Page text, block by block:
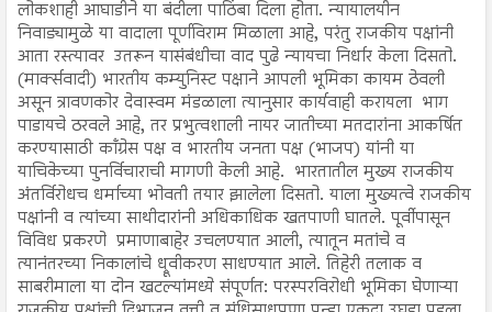
लोकशाही आघाडीने या बंदीला पाठिंबा दिला होता. न्यायालयीन
निवाड्यामुळे या वादाला पूर्णविराम मिळाला आहे, परंतु राजकीय पक्षांनी
आता रस्त्यावर उतरून यासंबंधीचा वाद पुढे न्यायचा निर्धार केला दिसतो.
(मार्क्सवादी) भारतीय कम्युनिस्ट पक्षाने आपली भूमिका कायम ठेवली
असून त्रावणकोर देवास्वम मंडळाला त्यानुसार कार्यवाही करायला भाग
पाडायचे ठरवले आहे, तर प्रभुत्वशाली नायर जातीच्या मतदारांना आकर्षित
करण्यासाठी काँग्रेस पक्ष व भारतीय जनता पक्ष (भाजप) यांनी या
याचिकेच्या पुनर्विचाराची मागणी केली आहे. भारतातील मुख्य राजकीय
अंतर्विरोधच धर्माच्या भोवती तयार झालेला दिसतो. याला मुख्यत्वे राजकीय
पक्षांनी व त्यांच्या साथीदारांनी अधिकाधिक खतपाणी घातले. पूर्वीपासून
विविध प्रकरणे प्रमाणाबाहेर उचलण्यात आली, त्यातून मतांचे व
त्यानंतरच्या निकालांचे ध्रूवीकरण साधण्यात आले. तिहेरी तलाक व
साबरीमाला या दोन खटल्यांमध्ये संपूर्णत: परस्परविरोधी भूमिका घेणाऱ्या